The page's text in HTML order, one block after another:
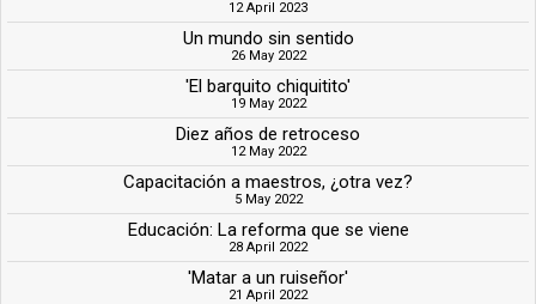
12 April 2023
Un mundo sin sentido
26 May 2022
'El barquito chiquitito'
19 May 2022
Diez años de retroceso
12 May 2022
Capacitación a maestros, ¿otra vez?
5 May 2022
Educación: La reforma que se viene
28 April 2022
'Matar a un ruiseñor'
21 April 2022